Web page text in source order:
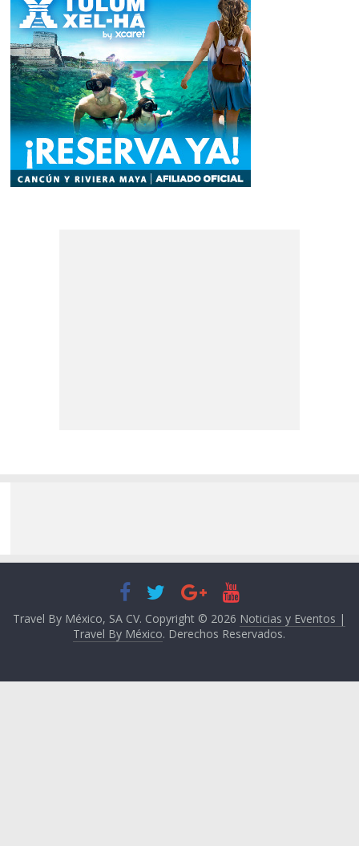
Travel By México, SA CV. Copyright © 2026 Noticias y Eventos |
Travel By México. Derechos Reservados.